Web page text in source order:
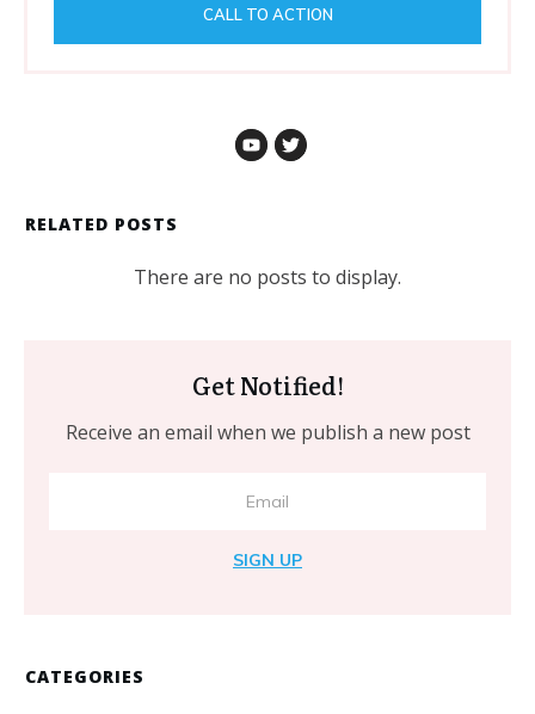
CALL TO ACTION
RELATED POSTS
Get Notified!
Receive an email when we publish a new post
SIGN UP
CATEGORIES